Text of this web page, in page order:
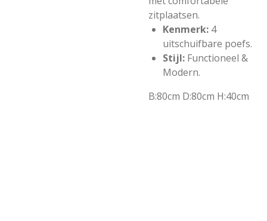
zitplaatsen.
Kenmerk: 4
uitschuifbare poefs.
Stijl: Functioneel &
Modern.
B:80cm D:80cm H:40cm